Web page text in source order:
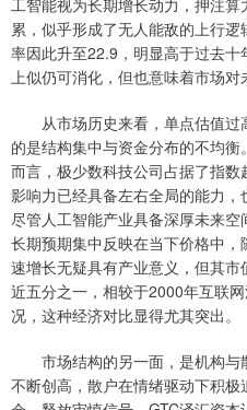
工智能视为长期增长动力，押注
累，似乎形成了无人能敌的上行
率因此升至22.9，明显高于过去
上似仍可消化，但也意味着市场对
从市场历史来看，单点估值过
的是结构集中与资金分布的不均
而言，极少数科技公司占据了指
影响力已经具备左右全局的能力，
尽管人工智能产业具备深厚未来
长期预期集中反映在当下价格中
速增长无疑具有产业意义，但其
近五分之一，相较于2000年互联
况，这种经济对比显得尤其突出。
市场结构的另一面，是机构与
不断创高，散户在情绪驱动下积